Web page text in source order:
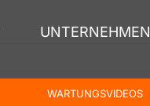
UNTERNEHMEN
WARTUNGSVIDEOS